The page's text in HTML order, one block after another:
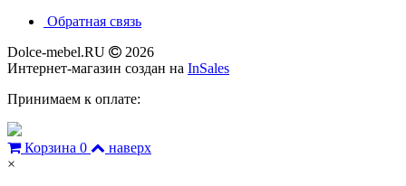
Обратная связь
Dolce-mebel.RU
2026
Интернет-магазин создан на InSales
Принимаем к оплате:
Корзина 0
наверх
×